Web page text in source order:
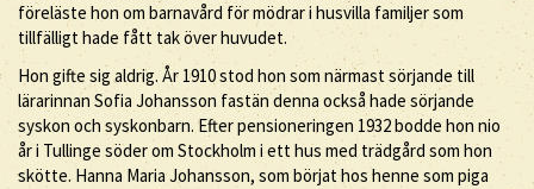
föreläste hon om barnavård för mödrar i husvilla familjer som
tillfälligt hade fått tak över huvudet.
Hon gifte sig aldrig. År 1910 stod hon som närmast sörjande till
lärarinnan Sofia Johansson fastän denna också hade sörjande
syskon och syskonbarn. Efter pensioneringen 1932 bodde hon nio
år i Tullinge söder om Stockholm i ett hus med trädgård som hon
skötte. Hanna Maria Johansson, som börjat hos henne som piga